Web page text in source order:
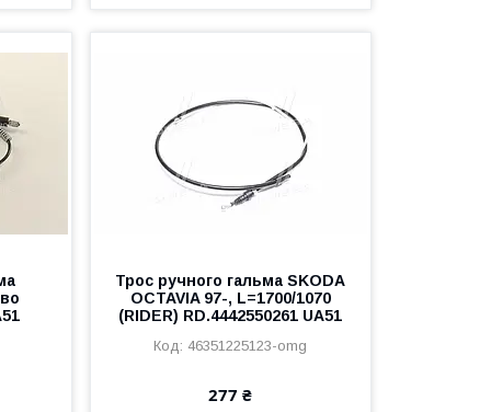
Трос ручного гальма SKODA
OCTAVIA 97-, L=1700/1070
(RIDER) RD.4442550261 UA51
46351225123-omg
277 ₴